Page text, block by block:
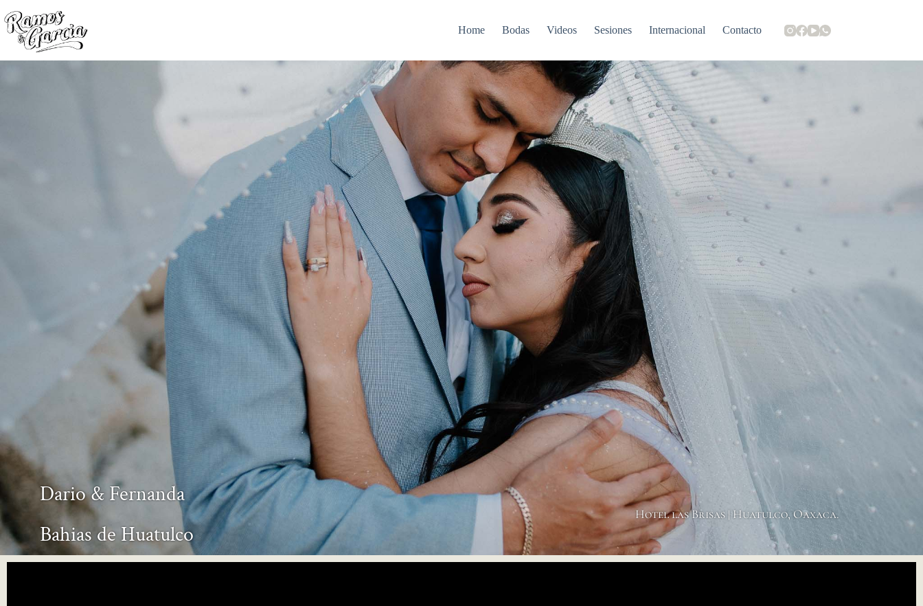
Home Bodas Videos Sesiones Internacional Contacto
Dario & Fernanda
Bahias de Huatulco
Hotel las Brisas | Huatulco, Oaxaca.